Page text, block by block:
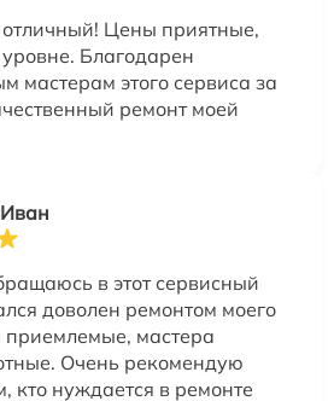
Цены приятные,
Благодарен
мастерам этого сервиса за
ремонт моей
в этот сервисный
доволен ремонтом моего
мастера
Очень рекомендую
кто нуждается в ремонте